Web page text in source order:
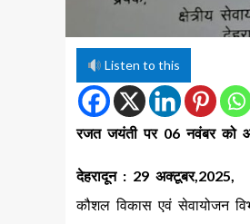
Listen to this
रजत जयंती पर 06 नवंबर को
देहरादून : 29 अक्टूबर,2025,
कौशल विकास एवं सेवायोजन